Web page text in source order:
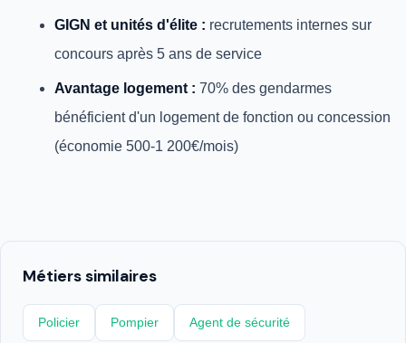
GIGN et unités d'élite : recrutements internes sur
concours après 5 ans de service
Avantage logement : 70% des gendarmes
bénéficient d'un logement de fonction ou concession
(économie 500-1 200€/mois)
Métiers similaires
Policier Pompier Agent de sécurité